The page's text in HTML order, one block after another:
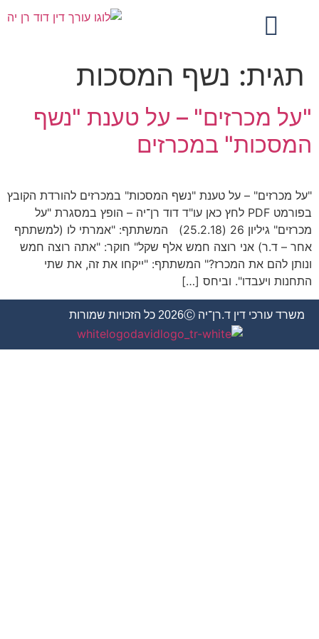
תגית: נשף המסכות
"על מכרזים" – על טענת "נשף
המסכות" במכרזים
"על מכרזים" – על טענת "נשף המסכות" במכרזים להורדת הקובץ
בפורמט PDF לחץ כאן עו"ד דוד רן־יה – הופץ במסגרת "על
מכרזים" גיליון 26 (25.2.18) המשתתף: "אמרתי לו (למשתתף
אחר – ד.ר) אני רוצה חמש אלף שקל" חוקר: "אתה רוצה חמש
ונותן להם את המכרז?" המשתתף: "ייקחו את זה, את שתי
התחנות ויעבדו". וביחס […]
משרד עורכי דין ד.רן־יה 2026Ⓒ כל הזכויות שמורות